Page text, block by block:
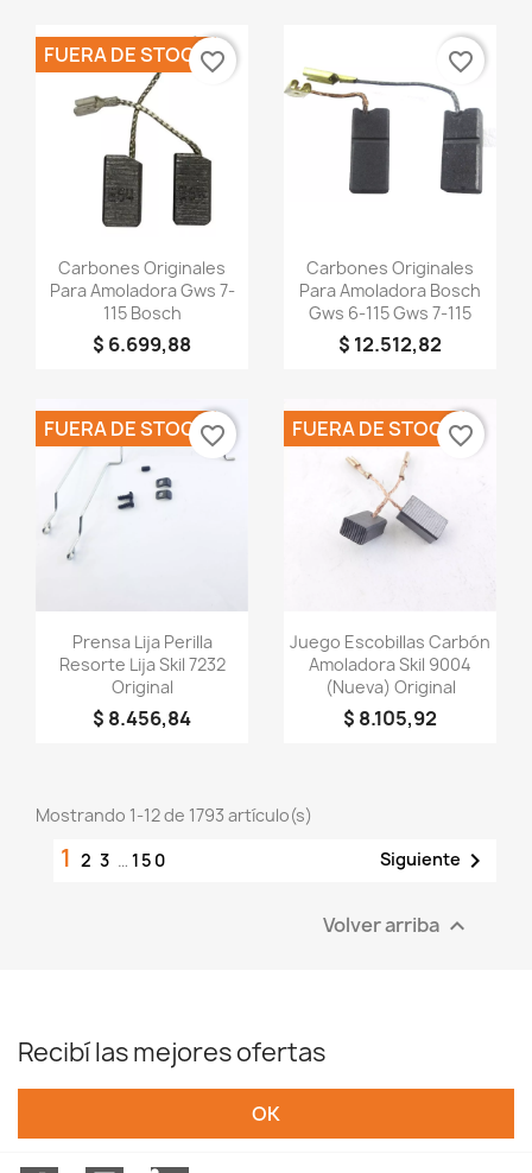
Vista rápida
Carbones Originales
Para Amoladora Gws 7-
115 Bosch
$ 6.699,88
FUERA DE STOCKfavorite_border
Vista rápida
Carbones Originales
Para Amoladora Bosch
Gws 6-115 Gws 7-115
$ 12.512,82
favorite_border
Vista rápida
Prensa Lija Perilla
Resorte Lija Skil 7232
Original
$ 8.456,84
FUERA DE STOCKfavorite_border
Vista rápida
Juego Escobillas Carbón
Amoladora Skil 9004
(nueva) Original
$ 8.105,92
FUERA DE STOCKfavorite_border
Mostrando 1-12 de 1793 artículo(s)
1 2 3 … 150 Siguiente 
Volver arriba 
Recibí las mejores ofertas